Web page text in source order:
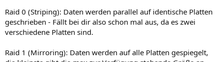
Raid 0 (Striping): Daten werden parallel auf identische Platten
geschrieben - Fällt bei dir also schon mal aus, da es zwei
verschiedene Platten sind.
Raid 1 (Mirroring): Daten werden auf alle Platten gespiegelt,